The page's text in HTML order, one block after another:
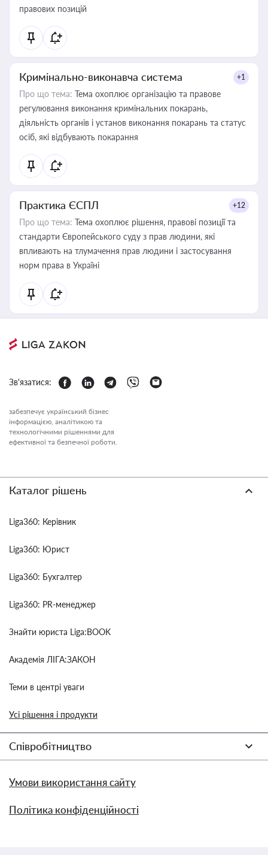
правових позицій
Кримінально-виконавча система +1
Про що тема: Тема охоплює організацію та правове
регулювання виконання кримінальних покарань,
діяльність органів і установ виконання покарань та статус
осіб, які відбувають покарання
Практика ЄСПЛ +12
Про що тема: Тема охоплює рішення, правові позиції та
стандарти Європейського суду з прав людини, які
впливають на тлумачення прав людини і застосування
норм права в Україні
Зв'язатися:
забезпечує український бізнес
інформацією, аналітикою та
технологічними рішеннями для
ефективної та безпечної роботи.
Каталог рішень
Liga360: Керівник
Liga360: Юрист
Liga360: Бухгалтер
Liga360: PR-менеджер
Знайти юриста Liga:BOOK
Академія ЛІГА:ЗАКОН
Теми в центрі уваги
Усі рішення і продукти
Співробітництво
Умови використання сайту
Політика конфіденційності